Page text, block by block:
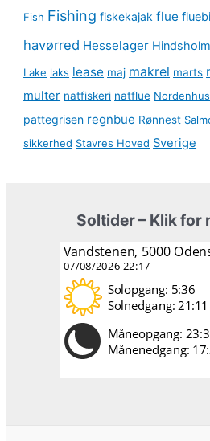
Fish Fishing fiskekajak flue
havørred Hesselager Hindsholm
Lake laks lease maj makrel marts
multer natfiskeri natflue
pattegrisen regnbue Rønnest
sikkerhed Stavres Hoved Sverige
Soltider – Klik for